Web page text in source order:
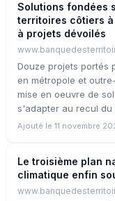
Solutions fondées
territoires côtiers à
à projets dévoilés
Douze projets portés
en métropole et
mise en oeuvre de
s'adapter au recul du
Ajouté le 11 novembre
Le troisième plan
climatique enfin